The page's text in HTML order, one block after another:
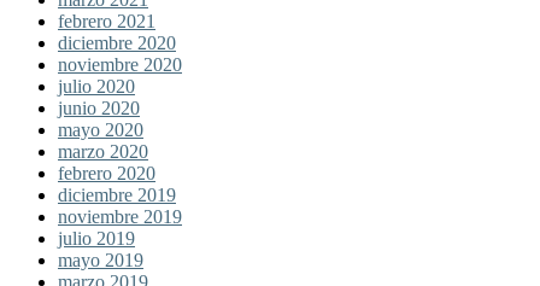
febrero 2021
diciembre 2020
noviembre 2020
julio 2020
junio 2020
mayo 2020
marzo 2020
febrero 2020
diciembre 2019
noviembre 2019
julio 2019
mayo 2019